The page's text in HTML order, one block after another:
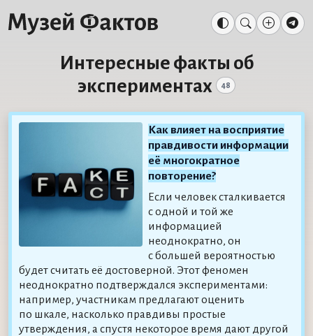
Интересные факты об
экспериментах
48
Как влияет на восприятие
правдивости информации
её многократное
повторение?
Если человек сталкивается
с одной и той же
информацией
неоднократно, он
с большей вероятностью
будет считать её достоверной. Этот феномен
неоднократно подтверждался экспериментами:
например, участникам предлагают оценить
по шкале, насколько правдивы простые
утверждения, а спустя некоторое время дают другой